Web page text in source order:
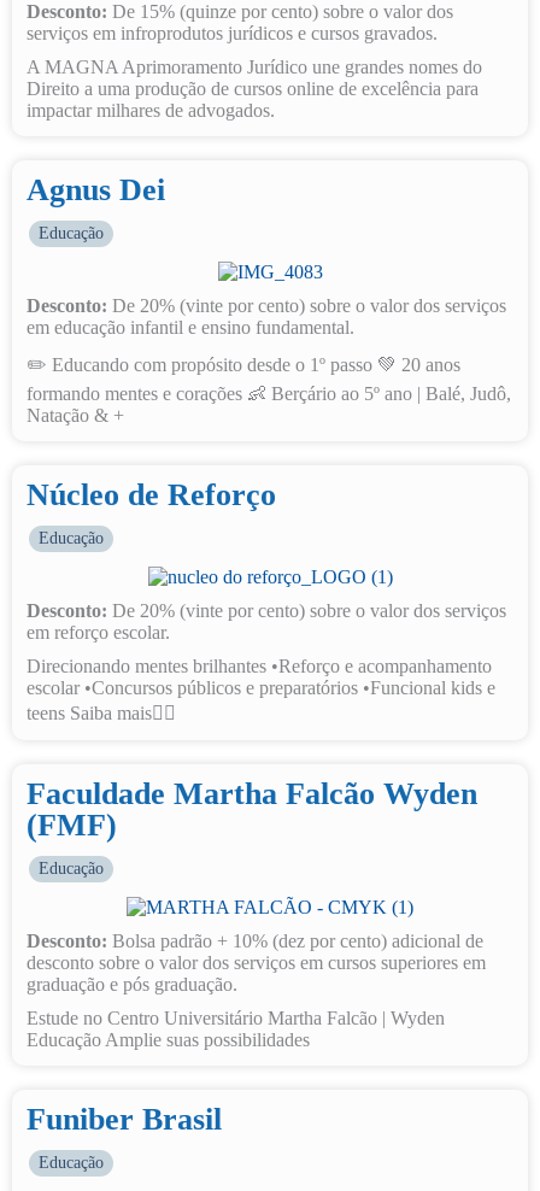
Desconto: De 15% (quinze por cento) sobre o valor dos
serviços em infroprodutos jurídicos e cursos gravados.
A MAGNA Aprimoramento Jurídico une grandes nomes do
Direito a uma produção de cursos online de excelência para
impactar milhares de advogados.
Agnus Dei
Educação
Desconto: De 20% (vinte por cento) sobre o valor dos serviços
em educação infantil e ensino fundamental.
✏️ Educando com propósito desde o 1º passo 💚 20 anos
formando mentes e corações 👶 Berçário ao 5º ano | Balé, Judô,
Natação & +
Núcleo de Reforço
Educação
Desconto: De 20% (vinte por cento) sobre o valor dos serviços
em reforço escolar.
Direcionando mentes brilhantes •Reforço e acompanhamento
escolar •Concursos públicos e preparatórios •Funcional kids e
teens Saiba mais👇🏽
Faculdade Martha Falcão Wyden
(FMF)
Educação
Desconto: Bolsa padrão + 10% (dez por cento) adicional de
desconto sobre o valor dos serviços em cursos superiores em
graduação e pós graduação.
Estude no Centro Universitário Martha Falcão | Wyden
Educação Amplie suas possibilidades
Funiber Brasil
Educação